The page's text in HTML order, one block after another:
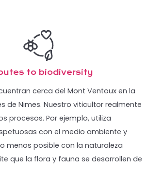
to biodiversity
cerca del Mont Ventoux en la
de Nimes. Nuestro viticultor realmente
procesos. Por ejemplo, utiliza
con el medio ambiente y
menos posible con la naturaleza
que la flora y fauna se desarrollen de